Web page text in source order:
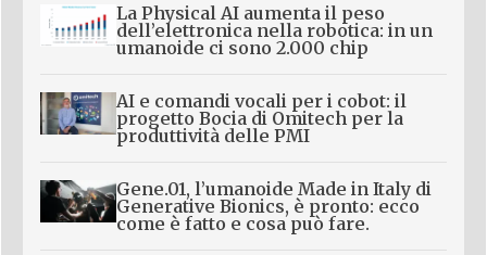
La Physical AI aumenta il peso
dell’elettronica nella robotica: in un
umanoide ci sono 2.000 chip
AI e comandi vocali per i cobot: il
progetto Bocia di Omitech per la
produttività delle PMI
Gene.01, l’umanoide Made in Italy di
Generative Bionics, è pronto: ecco
come è fatto e cosa può fare.